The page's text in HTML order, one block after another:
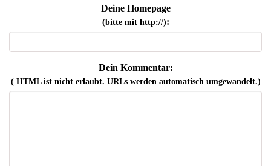
Deine Homepage
(bitte mit http://):
Dein Kommentar:
( HTML ist nichterlaubt. URLs werden automatisch umgewandelt.)